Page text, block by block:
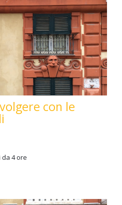
con le
4 ore